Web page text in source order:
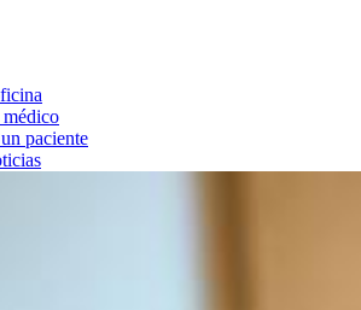
médico
paciente